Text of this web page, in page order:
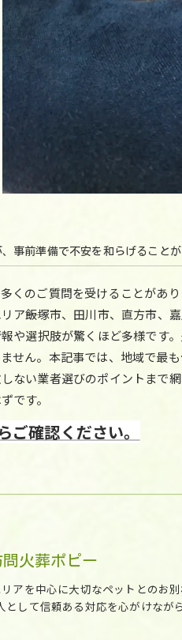
事前準備で不安を和らげることが
くのご質問を受けることがあ
ア――飯塚市、田川市、直方市
報や選択肢が驚くほど多様で
せん。本記事では、地域で最
ない業者選びのポイントまで
です。
確認ください。
火葬ポピー
アを中心に大切なペットとのお
として信頼ある対応を心がけなが